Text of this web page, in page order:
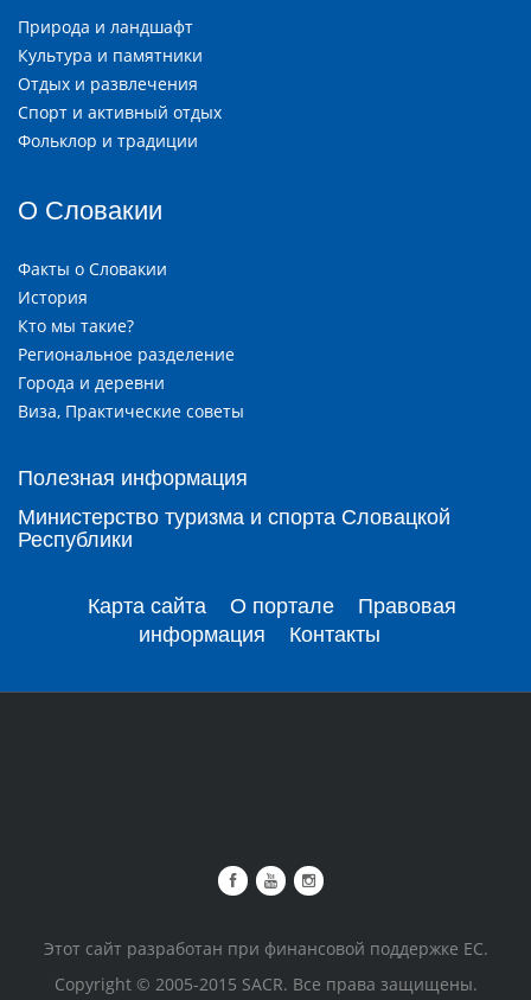
Природа и ландшафт
Культура и памятники
Отдых и развлечения
Спорт и активный отдых
Фольклор и традиции
О Словакии
Факты о Словакии
История
Кто мы такие?
Региональное разделение
Города и деревни
Виза, Практические советы
Полезная информация
Министерство туризма и спорта Словацкой
Республики
Карта сайта О портале
Правовая
информация
Контакты
Этот сайт разработан при финансовой поддержке ЕС.
Copyright © 2005-2015 SACR. Все права защищены.